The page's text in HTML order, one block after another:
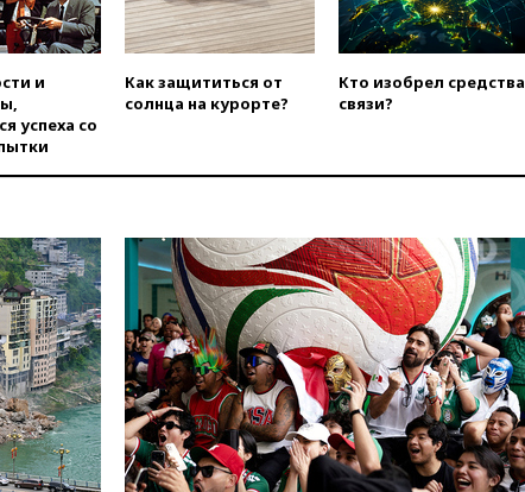
вчера, 21:00 На границе
Украины с Польшей скопилось
вчера, 20:53 Швыдкой:
вчера, 20:45ПВО за день
вчера, 20:35Велосипедист
погиб при атаке FPV-дрона в
Белгородской области
вчера, 20:30 Лидию Невзорову
заочно арестовали по делу о
финансировании
экстремизма
вчера, 20:20Суд США
постановил остановить
строительство бального зала в
и
успеха со
Как защититься от
солнца на курорте?
Кто изобрел средства
связи?